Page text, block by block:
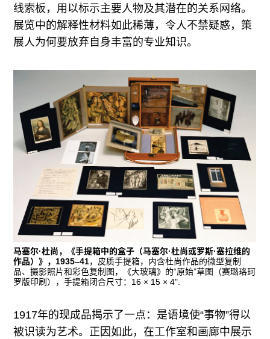
线索板，用以标示主要人物及其潜在的关系网络。
展览中的解释性材料如此稀薄，令人不禁疑惑，策
展人为何要放弃自身丰富的专业知识。
马塞尔·杜尚，《手提箱中的盒子（马塞尔·杜尚或罗斯·塞拉维的
作品）》，1935–41，皮质手提箱，内含杜尚作品的微型复制
品、摄影照片和彩色复制图，《大玻璃》的“原始”草图（赛璐珞珂
罗版印刷），手提箱闭合尺寸：16 × 15 × 4".
1917年的现成品揭示了一点：是语境使“事物”得以
被识读为艺术。正因如此，在工作室和画廊中展示